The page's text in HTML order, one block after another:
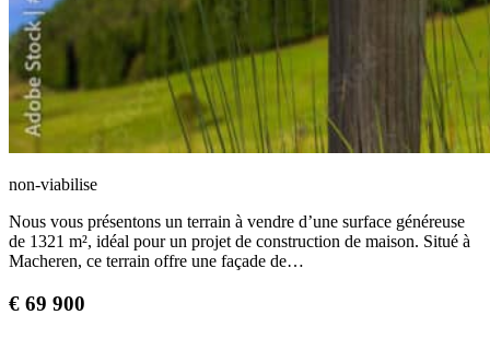
non-viabilise
Nous vous présentons un terrain à vendre d’une surface généreuse
de 1321 m², idéal pour un projet de construction de maison. Situé à
Macheren, ce terrain offre une façade de…
€ 69 900